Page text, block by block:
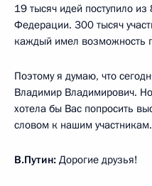
19 тысяч идей поступило
Федерации. 300 тысяч
каждый имел возможность
Поэтому я думаю, что
Владимир Владимирович.
хотела бы Вас попросить
словом к нашим участникам.
В.Путин: Дорогие друзья!